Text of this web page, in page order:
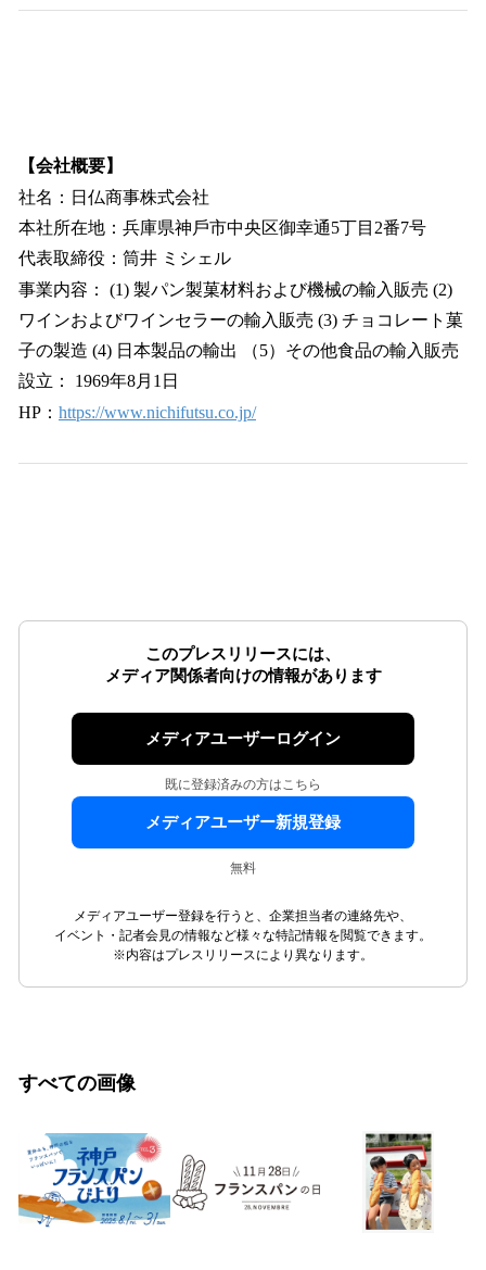
【会社概要】
社名：⽇仏商事株式会社
本社所在地：兵庫県神⼾市中央区御幸通5丁⽬2番7号
代表取締役：筒井 ミシェル
事業内容： (1) 製パン製菓材料および機械の輸⼊販売 (2)
ワインおよびワインセラーの輸⼊販売 (3) チョコレート菓
⼦の製造 (4) ⽇本製品の輸出 （5）その他⾷品の輸⼊販売
設立： 1969年8月1日
HP： https://www.nichifutsu.co.jp/
このプレスリリースには、
メディア関係者向けの情報があります
メディアユーザーログイン
既に登録済みの方はこちら
メディアユーザー新規登録
無料
メディアユーザー登録を行うと、企業担当者の連絡先や、
イベント・記者会見の情報など様々な特記情報を閲覧できます。
※内容はプレスリリースにより異なります。
すべての画像